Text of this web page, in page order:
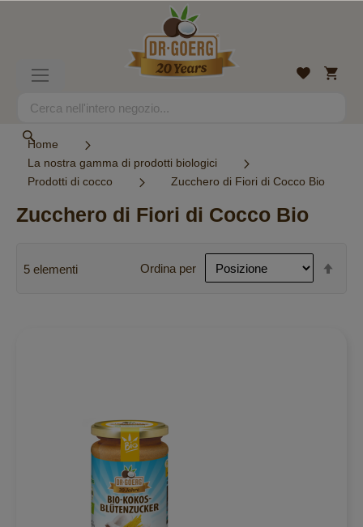
Search
Lista
Home
La nostra gamma di prodotti biologici
Prodotti di cocco
Zucchero di Fiori di Cocco Bio
Zucchero di Fiori di Cocco Bio
5 elementi Ordina per